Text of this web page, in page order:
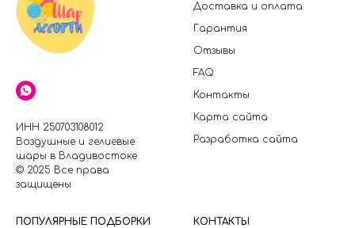
ИНН 250703108012
Воздушные и гелиевые
шары в Владивостоке
© 2025 Все права
защищены
Доставка и оплата
Гарантия
Отзывы
FAQ
Контакты
Карта сайта
Разработка сайта
ПОПУЛЯРНЫЕ ПОДБОРКИ КОНТАКТЫ